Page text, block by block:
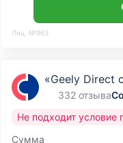
Лиц. №963
«Geely Direct
332 отзыва
Сумма
Не подходит условие